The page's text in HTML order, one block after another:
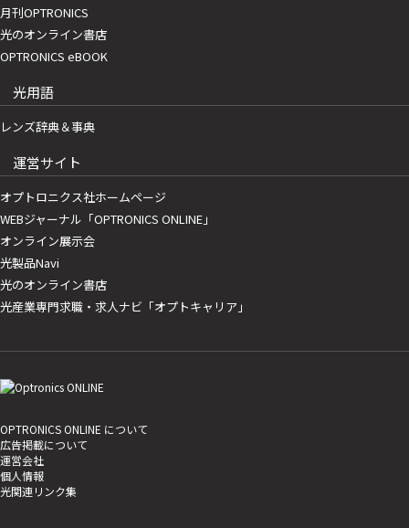
月刊OPTRONICS
光のオンライン書店
OPTRONICS eBOOK
光用語
レンズ辞典＆事典
運営サイト
オプトロニクス社ホームページ
WEBジャーナル「OPTRONICS ONLINE」
オンライン展示会
光製品Navi
光のオンライン書店
光産業専門求職・求人ナビ「オプトキャリア」
OPTRONICS ONLINE について
広告掲載について
運営会社
個人情報
光関連リンク集